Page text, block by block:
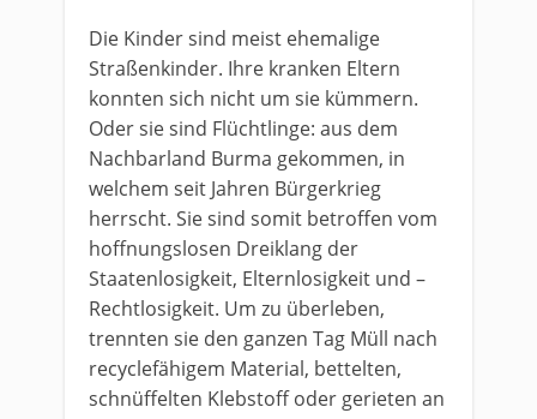
Die Kinder sind meist ehemalige
Straßenkinder. Ihre kranken Eltern
konnten sich nicht um sie kümmern.
Oder sie sind Flüchtlinge: aus dem
Nachbarland Burma gekommen, in
welchem seit Jahren Bürgerkrieg
herrscht. Sie sind somit betroffen vom
hoffnungslosen Dreiklang der
Staatenlosigkeit, Elternlosigkeit und –
Rechtlosigkeit. Um zu überleben,
trennten sie den ganzen Tag Müll nach
recyclefähigem Material, bettelten,
schnüffelten Klebstoff oder gerieten an